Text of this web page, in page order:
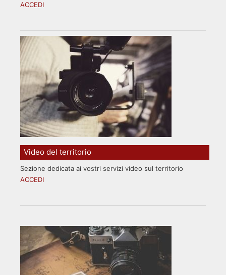
ACCEDI
Video del territorio
Sezione dedicata ai vostri servizi video sul territorio
ACCEDI